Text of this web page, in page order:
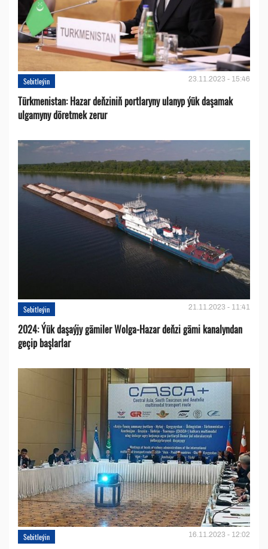
Sebitleýin 23.11.2023 - 15:46
Türkmenistan: Hazar deňziniň portlaryny ulanyp ýük daşamak
ulgamyny döretmek zerur
Sebitleýin 21.11.2023 - 11:41
2024: Ýük daşaýjy gämiler Wolga-Hazar deňzi gämi kanalyndan
geçip başlarlar
Sebitleýin 16.11.2023 - 12:02